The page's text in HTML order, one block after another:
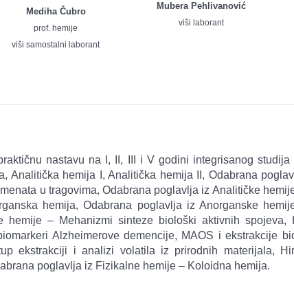
Mediha Čubro
prof. hemije
viši samostalni laborant
Mubera Pehlivanović
viši laborant
nastavu na I, II, III i V godini integrisanog
Analitička hemija I, Analitička hemija II, Odabrana
u tragovima, Odabrana poglavlja iz Analitičke
hemija, Odabrana poglavlja iz Anorganske
– Mehanizmi sinteze biološki aktivnih spojeva,
Alzheimerove demencije, MAOS i ekstrakcije
ekstrakciji i analizi volatila iz prirodnih materijala,
poglavlja iz Fizikalne hemije – Koloidna hemija.